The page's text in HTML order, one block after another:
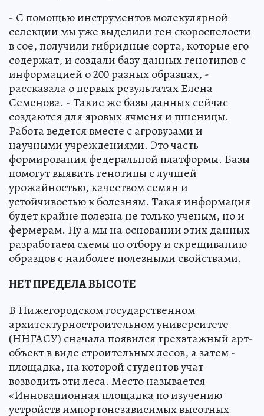
- С помощью инструментов молекулярной
селекции мы уже выделили ген скороспелости
в сое, получили гибридные сорта, которые его
содержат, и создали базу данных генотипов с
информацией о 200 разных образцах, -
рассказала о первых результатах Елена
Семенова. - Такие же базы данных сейчас
создаются для яровых ячменя и пшеницы.
Работа ведется вместе с агровузами и
научными учреждениями. Это часть
формирования федеральной платформы. Базы
помогут выявить генотипы с лучшей
урожайностью, качеством семян и
устойчивостью к болезням. Такая информация
будет крайне полезна не только ученым, но и
фермерам. Ну а мы на основании этих данных
разработаем схемы по отбору и скрещиванию
образцов с наиболее полезными свойствами.
НЕТ ПРЕДЕЛА ВЫСОТЕ
В Нижегородском государственном
архитектурностроительном университете
(ННГАСУ) сначала появился трехэтажный арт-
объект в виде строительных лесов, а затем -
площадка, на которой студентов учат
возводить эти леса. Место называется
«Инновационная площадка по изучению
устройств импортонезависимых высотных